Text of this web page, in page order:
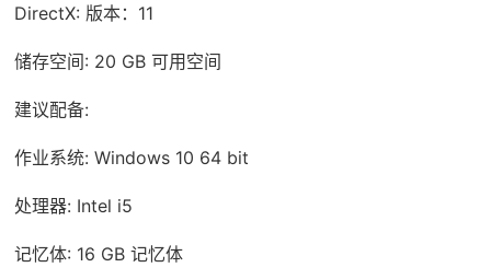
DirectX: 版本：11
储存空间: 20 GB 可用空间
建议配备:
作业系统: Windows 10 64 bit
处理器: Intel i5
记忆体: 16 GB 记忆体